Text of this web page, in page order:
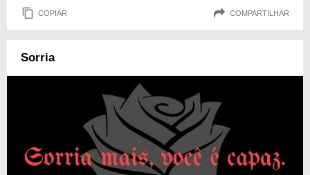
COPIAR COMPARTILHAR
Sorria